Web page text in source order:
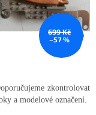
699 Kč
–57 %
zkontrolovat
a modelové označení.